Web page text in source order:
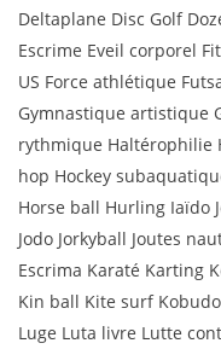
Deltaplane Disc Golf
Escrime Eveil corporel
US Force athlétique
Gymnastique artistique
rythmique Haltérophilie
hop Hockey
Horse ball Hurling Iaïdo
Jodo Jorkyball Joutes
Escrima Karaté Karting
Kin ball Kite surf
Luge Luta livre Lutte